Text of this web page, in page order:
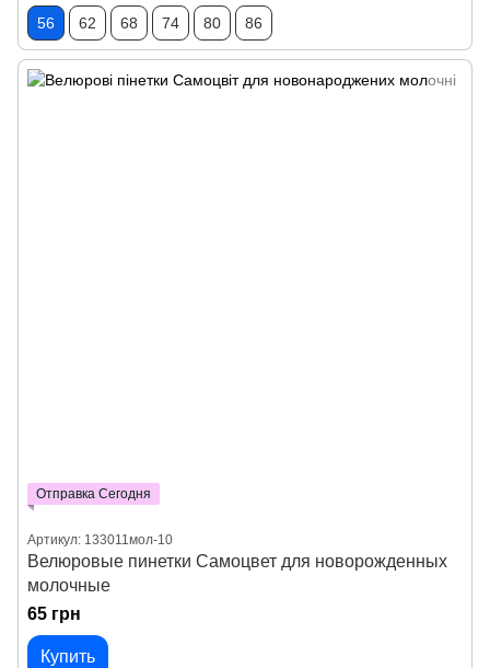
56 62 68 74 80 86
Отправка Сегодня
Артикул: 133011мол-10
Велюровые пинетки Самоцвет для новорожденных
молочные
65 грн
Купить